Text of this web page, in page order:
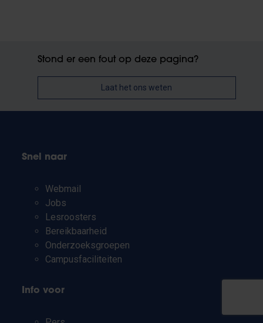
Stond er een fout op deze pagina?
Laat het ons weten
Snel naar
Webmail
Jobs
Lesroosters
Bereikbaarheid
Onderzoeksgroepen
Campusfaciliteiten
Info voor